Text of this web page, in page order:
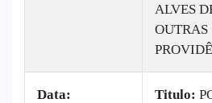
ALVES
OUTRAS
Data:
Titulo: